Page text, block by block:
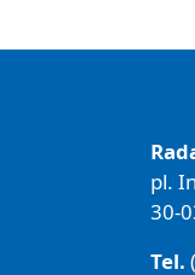
pl.
30-
Tel.